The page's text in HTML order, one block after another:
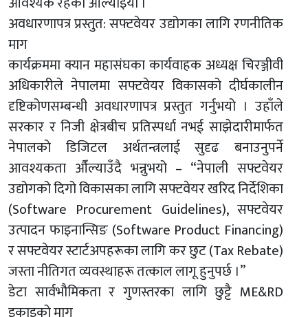
अवधारणापत्र प्रस्तुत: सफ्टवेयर उद्योगका लागि रणनीतिक
माग
कार्यक्रममा क्यान महासंघका कार्यवाहक अध्यक्ष चिरञ्जीवी
अधिकारीले नेपालमा सफ्टवेयर विकासको दीर्घकालीन
दृष्टिकोणसम्बन्धी अवधारणापत्र प्रस्तुत गर्नुभयो । उहाँले
सरकार र निजी क्षेत्रबीच प्रतिस्पर्धा नभई साझेदारीमार्फत
नेपालको डिजिटल अर्थतन्त्रलाई सुदृढ बनाउनुपर्ने
आवश्यकता औँल्याउँदै भन्नुभयो – “नेपाली सफ्टवेयर
उद्योगको दिगो विकासका लागि सफ्टवेयर खरिद निर्देशिका
(Software Procurement Guidelines), सफ्टवेयर
उत्पादन फाइनान्सिङ (Software Product Financing)
र सफ्टवेयर स्टार्टअपहरूका लागि कर छुट (Tax Rebate)
जस्ता नीतिगत व्यवस्थाहरू तत्काल लागू हुनुपर्छ ।”
डेटा सार्वभौमिकता र गुणस्तरका लागि छुट्टै ME&RD